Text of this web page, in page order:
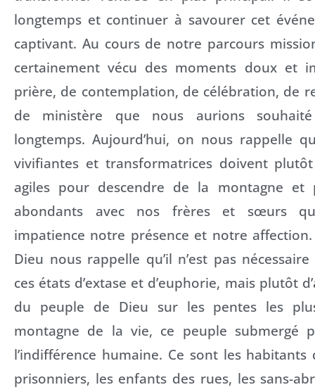
longtemps et continuer à savourer cet
captivant. Au cours de notre parcours
certainement vécu des moments doux et
prière, de contemplation, de célébration, de
de ministère que nous aurions
longtemps. Aujourd’hui, on nous rappelle
vivifiantes et transformatrices doivent
agiles pour descendre de la montagne et
abondants avec nos frères et sœurs
impatience notre présence et notre
Dieu nous rappelle qu’il n’est pas
ces états d’extase et d’euphorie, mais plutôt
du peuple de Dieu sur les pentes les
montagne de la vie, ce peuple submergé
l’indifférence humaine. Ce sont les habitants
prisonniers, les enfants des rues, les sans-